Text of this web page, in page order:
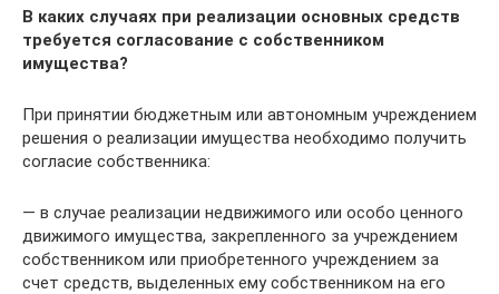
В каких случаях при реализации основных средств
требуется согласование с собственником
имущества?
При принятии бюджетным или автономным учреждением
решения о реализации имущества необходимо получить
согласие собственника:
— в случае реализации недвижимого или особо ценного
движимого имущества, закрепленного за учреждением
собственником или приобретенного учреждением за
счет средств, выделенных ему собственником на его